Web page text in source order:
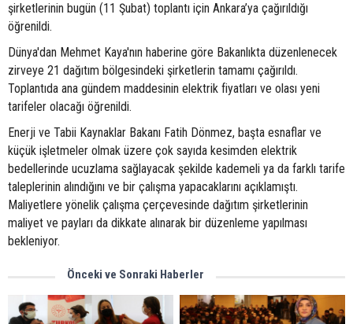
şirketlerinin bugün (11 Şubat) toplantı için Ankara’ya çağırıldığı
öğrenildi.
Dünya'dan Mehmet Kaya'nın haberine göre Bakanlıkta düzenlenecek
zirveye 21 dağıtım bölgesindeki şirketlerin tamamı çağırıldı.
Toplantıda ana gündem maddesinin elektrik fiyatları ve olası yeni
tarifeler olacağı öğrenildi.
Enerji ve Tabii Kaynaklar Bakanı Fatih Dönmez, başta esnaflar ve
küçük işletmeler olmak üzere çok sayıda kesimden elektrik
bedellerinde ucuzlama sağlayacak şekilde kademeli ya da farklı tarife
taleplerinin alındığını ve bir çalışma yapacaklarını açıklamıştı.
Maliyetlere yönelik çalışma çerçevesinde dağıtım şirketlerinin
maliyet ve payları da dikkate alınarak bir düzenleme yapılması
bekleniyor.
Önceki ve Sonraki Haberler